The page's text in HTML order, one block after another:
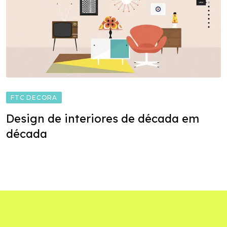
FTC DECORA
Design de interiores de década em
década